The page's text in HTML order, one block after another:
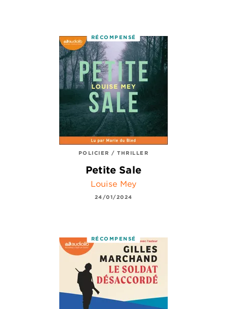
RÉCOMPENSÉ
POLICIER / THRILLER
Petite Sale
Louise Mey
24/01/2024
RÉCOMPENSÉ